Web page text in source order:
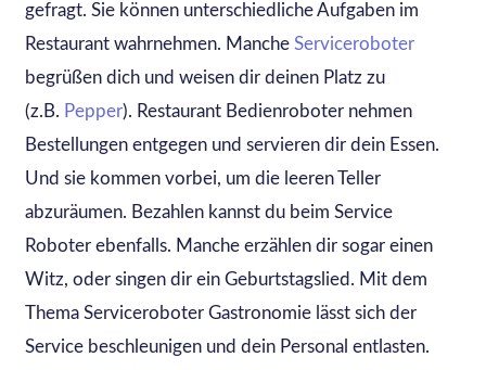
gefragt. Sie können unterschiedliche Aufgaben im
Restaurant wahrnehmen. Manche Serviceroboter
begrüßen dich und weisen dir deinen Platz zu
(z.B. Pepper). Restaurant Bedienroboter nehmen
Bestellungen entgegen und servieren dir dein Essen.
Und sie kommen vorbei, um die leeren Teller
abzuräumen. Bezahlen kannst du beim Service
Roboter ebenfalls. Manche erzählen dir sogar einen
Witz, oder singen dir ein Geburtstagslied. Mit dem
Thema Serviceroboter Gastronomie lässt sich der
Service beschleunigen und dein Personal entlasten.